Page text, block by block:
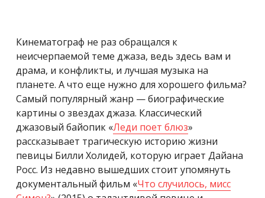
Кинематограф не раз обращался к
неисчерпаемой теме джаза, ведь здесь вам и
драма, и конфликты, и лучшая музыка на
планете. А что еще нужно для хорошего фильма?
Самый популярный жанр — биографические
картины о звездах джаза. Классический
джазовый байопик «Леди поет блюз»
рассказывает трагическую историю жизни
певицы Билли Холидей, которую играет Дайана
Росс. Из недавно вышедших стоит упомянуть
документальный фильм «Что случилось, мисс